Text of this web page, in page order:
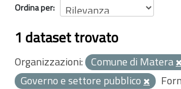
Ordina per
1 dataset trovato
Organizzazioni: Comune di Matera
Governo e settore pubblico